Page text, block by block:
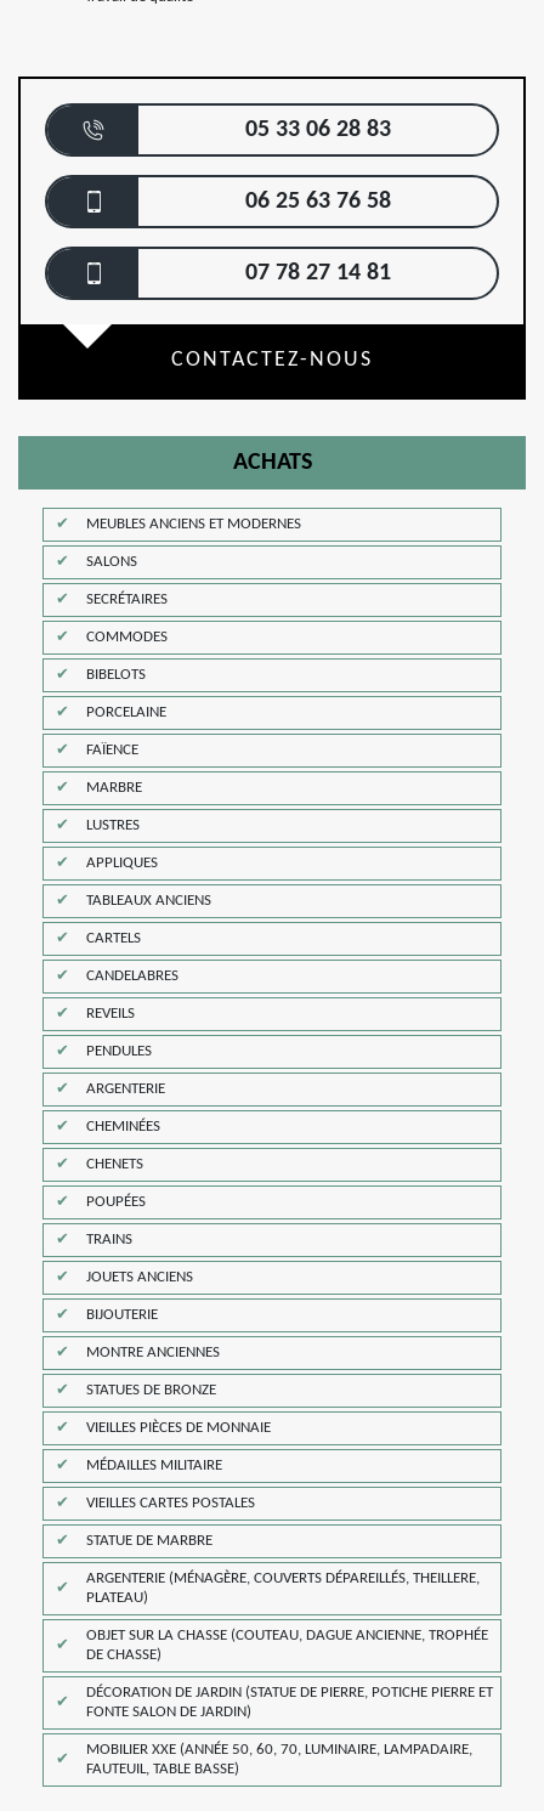
05 33 06 28 83
06 25 63 76 58
07 78 27 14 81
CONTACTEZ-NOUS
ACHATS
MEUBLES ANCIENS ET MODERNES
SALONS
SECRÉTAIRES
COMMODES
BIBELOTS
PORCELAINE
FAÏENCE
MARBRE
LUSTRES
APPLIQUES
TABLEAUX ANCIENS
CARTELS
CANDELABRES
REVEILS
PENDULES
ARGENTERIE
CHEMINÉES
CHENETS
POUPÉES
TRAINS
JOUETS ANCIENS
BIJOUTERIE
MONTRE ANCIENNES
STATUES DE BRONZE
VIEILLES PIÈCES DE MONNAIE
MÉDAILLES MILITAIRE
VIEILLES CARTES POSTALES
STATUE DE MARBRE
ARGENTERIE (MÉNAGÈRE, COUVERTS DÉPAREILLÉS, THEILLERE,
PLATEAU)
OBJET SUR LA CHASSE (COUTEAU, DAGUE ANCIENNE, TROPHÉE
DE CHASSE)
DÉCORATION DE JARDIN (STATUE DE PIERRE, POTICHE PIERRE ET
FONTE SALON DE JARDIN)
MOBILIER XXE (ANNÉE 50, 60, 70, LUMINAIRE, LAMPADAIRE,
FAUTEUIL, TABLE BASSE)